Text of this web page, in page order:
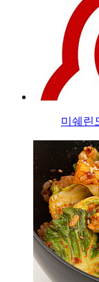
미쉐린